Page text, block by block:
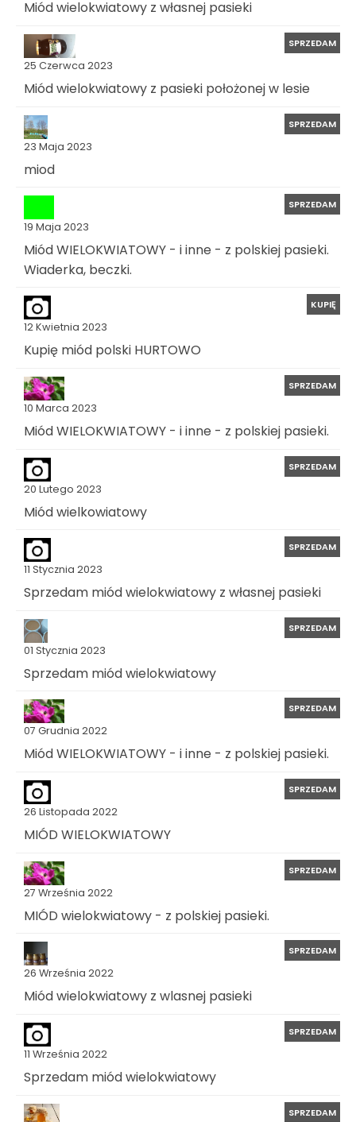
Miód wielokwiatowy z własnej pasieki
25 Czerwca 2023
SPRZEDAM
Miód wielokwiatowy z pasieki położonej w lesie
23 Maja 2023
SPRZEDAM
miod
19 Maja 2023
SPRZEDAM
Miód WIELOKWIATOWY - i inne - z polskiej pasieki.
Wiaderka, beczki.
12 Kwietnia 2023
KUPIĘ
Kupię miód polski HURTOWO
10 Marca 2023
SPRZEDAM
Miód WIELOKWIATOWY - i inne - z polskiej pasieki.
20 Lutego 2023
SPRZEDAM
Miód wielkowiatowy
11 Stycznia 2023
SPRZEDAM
Sprzedam miód wielokwiatowy z własnej pasieki
01 Stycznia 2023
SPRZEDAM
Sprzedam miód wielokwiatowy
07 Grudnia 2022
SPRZEDAM
Miód WIELOKWIATOWY - i inne - z polskiej pasieki.
26 Listopada 2022
SPRZEDAM
MIÓD WIELOKWIATOWY
27 Września 2022
SPRZEDAM
MIÓD wielokwiatowy - z polskiej pasieki.
26 Września 2022
SPRZEDAM
Miód wielokwiatowy z wlasnej pasieki
11 Września 2022
SPRZEDAM
Sprzedam miód wielokwiatowy
SPRZEDAM